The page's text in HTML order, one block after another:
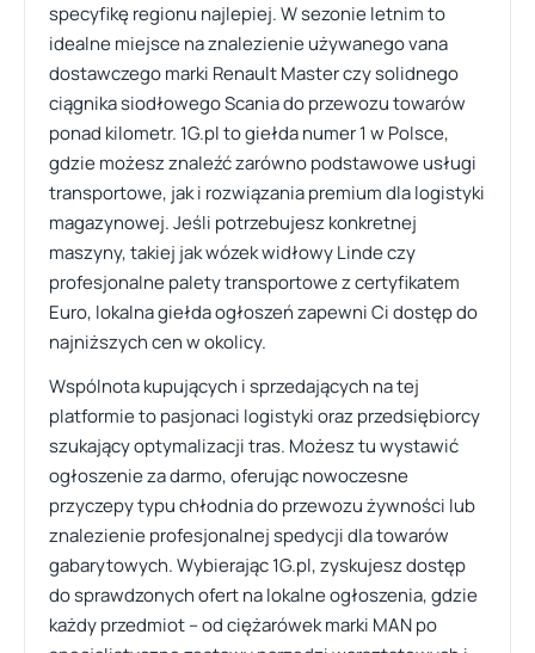
specyfikę regionu najlepiej. W sezonie letnim to
idealne miejsce na znalezienie używanego vana
dostawczego marki Renault Master czy solidnego
ciągnika siodłowego Scania do przewozu towarów
ponad kilometr. 1G.pl to giełda numer 1 w Polsce,
gdzie możesz znaleźć zarówno podstawowe usługi
transportowe, jak i rozwiązania premium dla logistyki
magazynowej. Jeśli potrzebujesz konkretnej
maszyny, takiej jak wózek widłowy Linde czy
profesjonalne palety transportowe z certyfikatem
Euro, lokalna giełda ogłoszeń zapewni Ci dostęp do
najniższych cen w okolicy.
Wspólnota kupujących i sprzedających na tej
platformie to pasjonaci logistyki oraz przedsiębiorcy
szukający optymalizacji tras. Możesz tu wystawić
ogłoszenie za darmo, oferując nowoczesne
przyczepy typu chłodnia do przewozu żywności lub
znalezienie profesjonalnej spedycji dla towarów
gabarytowych. Wybierając 1G.pl, zyskujesz dostęp
do sprawdzonych ofert na lokalne ogłoszenia, gdzie
każdy przedmiot – od ciężarówek marki MAN po